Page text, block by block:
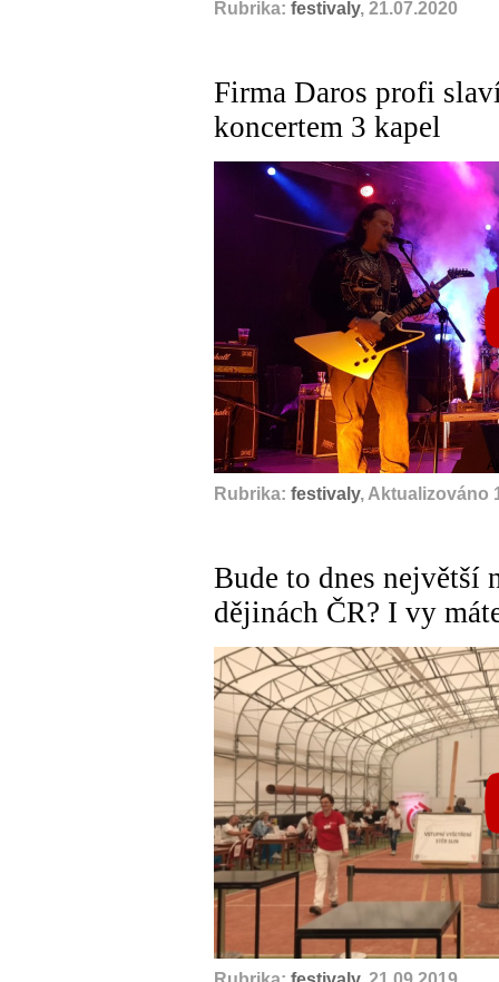
Rubrika: festivaly, 21.07.2020
Firma Daros profi
koncertem 3 kapel
Rubrika: festivaly, Aktualizováno
Bude to dnes největší
dějinách ČR? I vy